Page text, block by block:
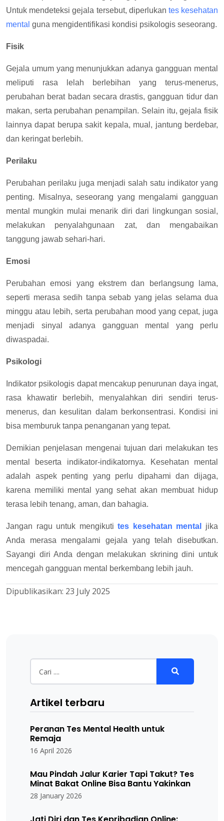
Untuk mendeteksi gejala tersebut, diperlukan tes kesehatan
mental guna mengidentifikasi kondisi psikologis seseorang.
Fisik
Gejala umum yang menunjukkan adanya gangguan mental
meliputi rasa lelah berlebihan yang terus-menerus,
perubahan berat badan secara drastis, gangguan tidur dan
makan, serta perubahan penampilan. Selain itu, gejala fisik
lainnya dapat berupa sakit kepala, mual, jantung berdebar,
dan keringat berlebih.
Perilaku
Perubahan perilaku juga menjadi salah satu indikator yang
penting. Misalnya, seseorang yang mengalami gangguan
mental mungkin mulai menarik diri dari lingkungan sosial,
melakukan penyalahgunaan zat, dan mengabaikan
tanggung jawab sehari-hari.
Emosi
Perubahan emosi yang ekstrem dan berlangsung lama,
seperti merasa sedih tanpa sebab yang jelas selama dua
minggu atau lebih, serta perubahan mood yang cepat, juga
menjadi sinyal adanya gangguan mental yang perlu
diwaspadai.
Psikologi
Indikator psikologis dapat mencakup penurunan daya ingat,
rasa khawatir berlebih, menyalahkan diri sendiri terus-
menerus, dan kesulitan dalam berkonsentrasi. Kondisi ini
bisa memburuk tanpa penanganan yang tepat.
Demikian penjelasan mengenai tujuan dari melakukan tes
mental beserta indikator-indikatornya. Kesehatan mental
adalah aspek penting yang perlu dipahami dan dijaga,
karena memiliki mental yang sehat akan membuat hidup
terasa lebih tenang, aman, dan bahagia.
Jangan ragu untuk mengikutites kesehatan mental
jika
Anda merasa mengalami gejala yang telah disebutkan.
Sayangi diri Anda dengan melakukan skrining dini untuk
mencegah gangguan mental berkembang lebih jauh.
Dipublikasikan: 23 July 2025
Artikel terbaru
Peranan Tes Mental Health untuk
Remaja
16 April 2026
Mau Pindah Jalur Karier Tapi Takut? Tes
Minat Bakat Online Bisa Bantu Yakinkan
28 January 2026